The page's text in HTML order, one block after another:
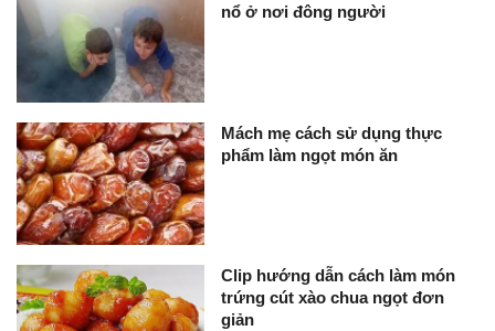
nổ ở nơi đông người
Mách mẹ cách sử dụng thực
phẩm làm ngọt món ăn
Clip hướng dẫn cách làm món
trứng cút xào chua ngọt đơn
giản